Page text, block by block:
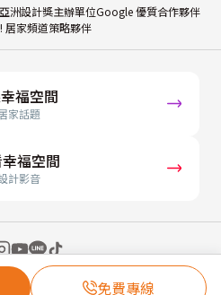
免費專線
洲設計獎主辦單位Google 優質合作夥伴
居家頻道策略夥伴
福空間
家話題
福空間
計影音
Space Co., Ltd.